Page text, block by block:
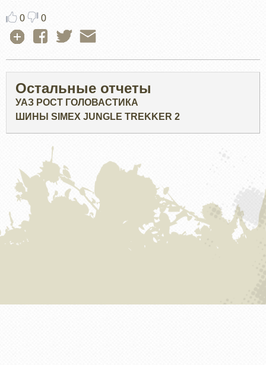
0 0
Остальные отчеты
УАЗ РОСТ ГОЛОВАСТИКА
ШИНЫ SIMEX JUNGLE TREKKER 2